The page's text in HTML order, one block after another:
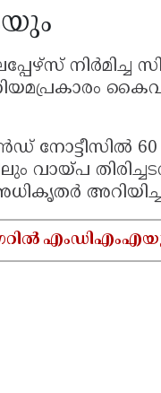
നിർമിച്ച സി
നോട്ടീസിൽ
വായ്പ